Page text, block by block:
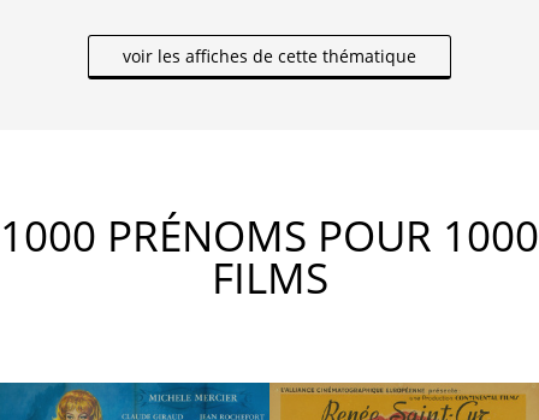
voir les affiches de cette thématique
1000 PRÉNOMS POUR 1000
FILMS